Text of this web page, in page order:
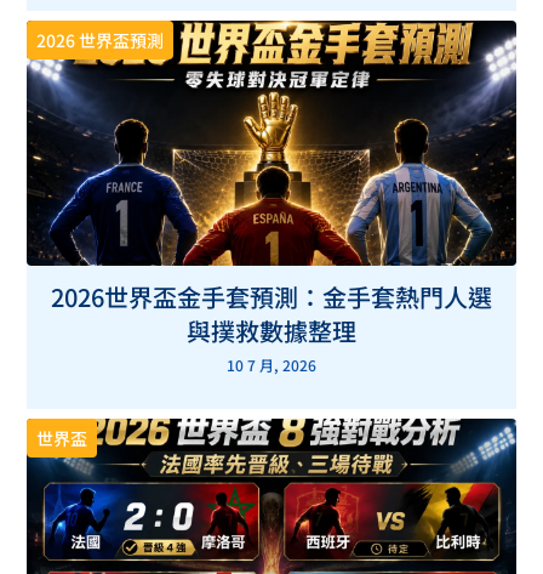
2026 世界盃預測
2026世界盃金手套預測：金手套熱門人選
與撲救數據整理
10 7 月, 2026
世界盃